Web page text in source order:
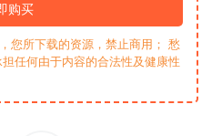
购买
您所下载的资源，禁止商用； 愁
任何由于内容的合法性及健康性